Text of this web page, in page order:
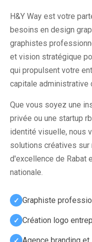
H&Y Way est votre
besoins en design
graphistes
et vision stratégique
qui propulsent votre
capitale administrative
Que vous soyez une
privée ou une startup
identité visuelle, nous
solutions créatives sur
d'excellence de Rabat
nationale.
Graphiste
Création logo